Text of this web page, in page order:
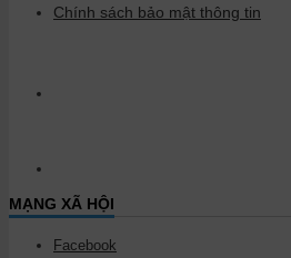
Chính sách bảo mật thông tin
MẠNG XÃ HỘI
Facebook